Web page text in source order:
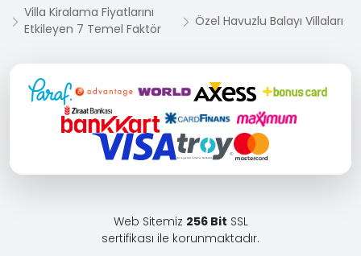
Villa Kiralama Fiyatlarını
Etkileyen 7 Temel Faktör
Özel Havuzlu Balayı Villaları
Web Sitemiz 256 Bit SSL
sertifikası ile korunmaktadır.